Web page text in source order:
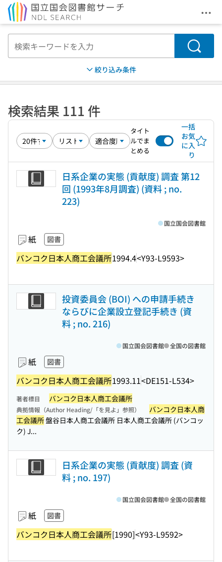
メ
検索
絞り込み条件
検索結果 111 件
タイト
ルでま
とめる
一括
お気
に入
り
日系企業の実態 (貢献度) 調査 第12
回 (1993年8月調査) (資料 ; no.
223)
紙 図書
バンコク日本人商工会議所1994.4<Y93-L9593>
国立国会図書館
投資委員会 (BOI) への申請手続き
ならびに企業設立登記手続き (資
料 ; no. 216)
紙 図書
バンコク日本人商工会議所1993.11<DE151-L534>
国立国会図書館 全国の図書館
著者標目 バンコク日本人商工会議所
典拠情報（Author Heading/「を見よ」参照）
バンコク日本人商
工会議所盤谷日本人商工会議所 日本人商工会議所 (バンコッ
ク) J...
日系企業の実態 (貢献度) 調査 (資
料 ; no. 197)
紙 図書
バンコク日本人商工会議所[1990]<Y93-L9592>
国立国会図書館 全国の図書館